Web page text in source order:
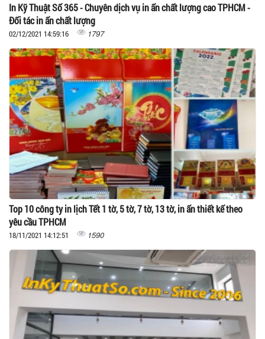
In Kỹ Thuật Số 365 - Chuyên dịch vụ in ấn chất lượng cao TPHCM -
Đối tác in ấn chất lượng
02/12/2021 14:59:16 1797
Top 10 công ty in lịch Tết 1 tờ, 5 tờ, 7 tờ, 13 tờ, in ấn thiết kế theo
yêu cầu TPHCM
18/11/2021 14:12:51 1590